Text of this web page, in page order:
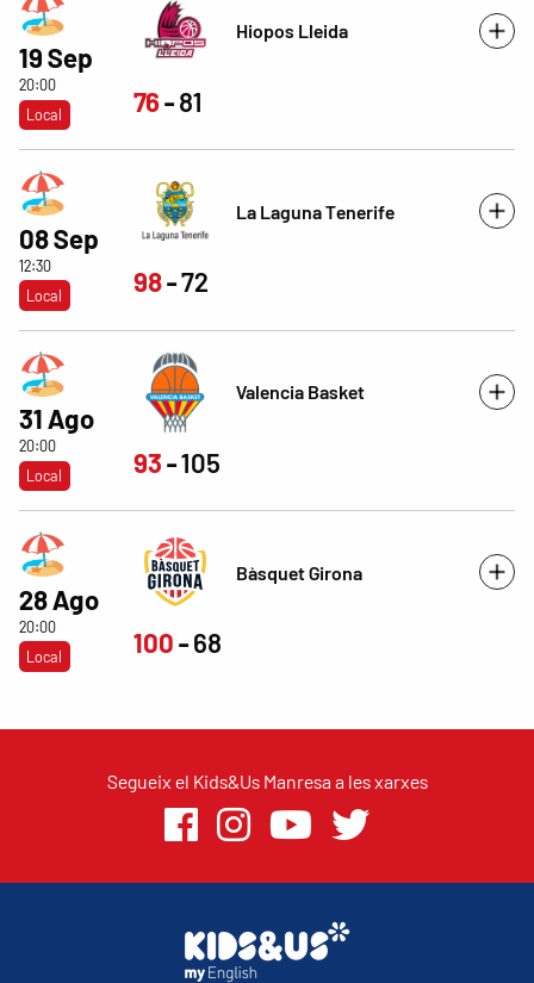
19 Sep
20:00
Local
Hiopos Lleida
76 81
08 Sep
12:30
Local
La Laguna Tenerife
98 72
31 Ago
20:00
Local
Valencia Basket
93 105
28 Ago
20:00
Local
Bàsquet Girona
100 68
Segueix el Kids&Us Manresa a les xarxes